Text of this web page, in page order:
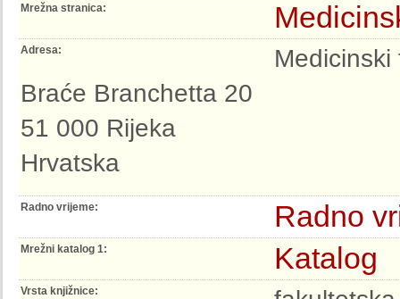
Mrežna stranica:
Adresa:
Medicinski
Braće Branchetta 20
51 000 Rijeka
Hrvatska
Radno vrijeme: Radno
Mrežni katalog 1: Katalog
Vrsta knjižnice: